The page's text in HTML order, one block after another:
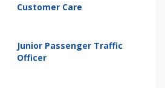
Customer Care
Junior Passenger Traffic
Officer